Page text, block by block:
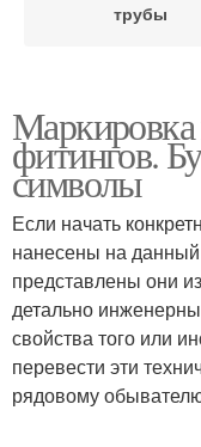
трубы
фитингов.
символы
Если начать
нанесены на данный
представлены они
детально
свойства того или
перевести эти
рядовому